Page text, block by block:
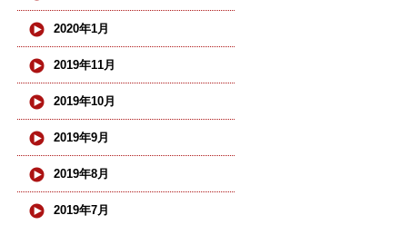
2020年1月
2019年11月
2019年10月
2019年9月
2019年8月
2019年7月